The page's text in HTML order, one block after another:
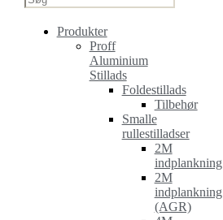
Produkter
Proff
Aluminium
Stillads
Foldestillads
Tilbehør
Smalle
rullestilladser
2M
indplankning
2M
indplankning
(AGR)